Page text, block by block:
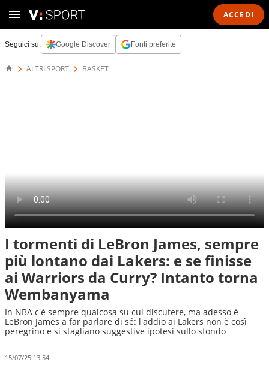
ACCEDI
Seguici su: Google Discover Fonti preferite
ALTRI SPORT BASKET
I tormenti di LeBron James, sempre
più lontano dai Lakers: e se finisse
ai Warriors da Curry? Intanto torna
Wembanyama
In NBA c'è sempre qualcosa su cui discutere, ma adesso è
LeBron James a far parlare di sé: l'addio ai Lakers non è così
peregrino e si stagliano suggestive ipotesi sullo sfondo
15/07/25 13:54